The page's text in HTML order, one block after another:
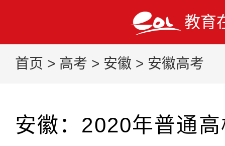
教育
首页 > 高考 > 安徽 > 安徽高考
安徽：2020年普通